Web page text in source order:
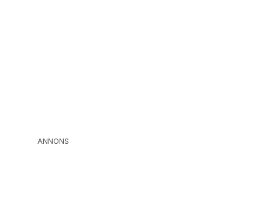
ANNONS